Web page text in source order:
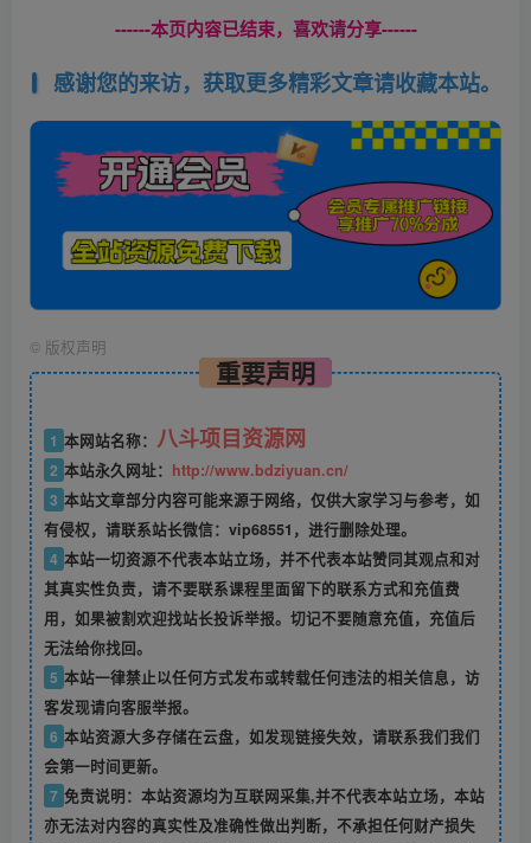
------本页内容已结束，喜欢请分享------
感谢您的来访，获取更多精彩文章请收藏本站。
© 版权声明
重要声明
1 本网站名称： 八斗项目资源网
2 本站永久网址： http://www.bdziyuan.cn/
3 本站文章部分内容可能来源于网络，仅供大家学习与参考，如
有侵权，请联系站长微信：vip68551，进行删除处理。
4 本站一切资源不代表本站立场，并不代表本站赞同其观点和对
其真实性负责，请不要联系课程里面留下的联系方式和充值费
用，如果被割欢迎找站长投诉举报。切记不要随意充值，充值后
无法给你找回。
5 本站一律禁止以任何方式发布或转载任何违法的相关信息，访
客发现请向客服举报。
6 本站资源大多存储在云盘，如发现链接失效，请联系我们我们
会第一时间更新。
7 免责说明：本站资源均为互联网采集,并不代表本站立场，本站
亦无法对内容的真实性及准确性做出判断，不承担任何财产损失